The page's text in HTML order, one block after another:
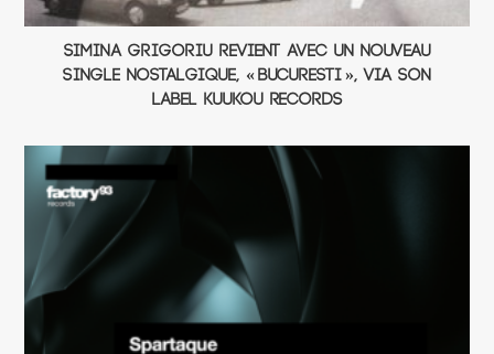
Simina Grigoriu revient avec un nouveau
single nostalgique, « Bucuresti », via son
label Kuukou Records